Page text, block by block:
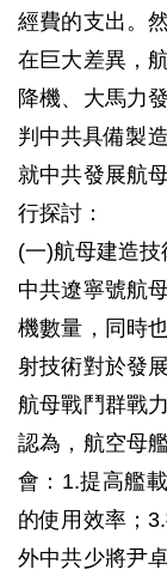
經費的支出。
在巨大差異，
降機、大馬力
判中共具備製
就中共發展航
行探討：
(一)航母建造技
中共遼寧號航
機數量，同時
射技術對於發
航母戰鬥群戰
認為，航空母
會：1.提高艦
的使用效率；
外中共少將尹